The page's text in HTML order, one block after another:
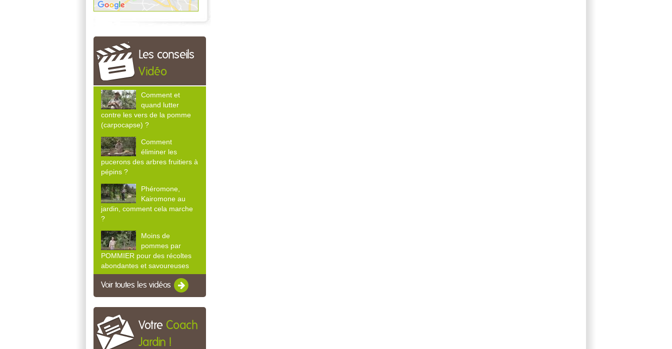
Les conseils
Vidéo
Comment et
quand lutter
contre les vers de la pomme
(carpocapse) ?
Comment
éliminer les
pucerons des arbres fruitiers à
pépins ?
Phéromone,
Kairomone au
jardin, comment cela marche
?
Moins de
pommes par
POMMIER pour des récoltes
abondantes et savoureuses
Voir toutes les vidéos
Votre Coach
Jardin !